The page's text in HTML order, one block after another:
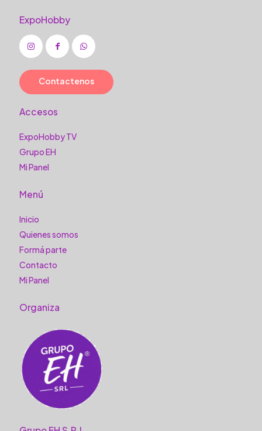
ExpoHobby
Contactenos
Accesos
ExpoHobby TV
Grupo EH
Mi Panel
Menú
Inicio
Quienes somos
Formá parte
Contacto
Mi Panel
Organiza